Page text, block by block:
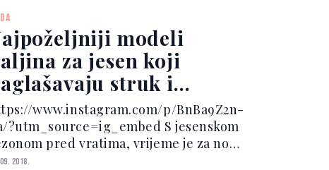
mode, ali kao gošća. No, ove je
na upravo ovom do...
modeli
za jesen koji
struk i
svakoj figuri
www.instagram.com/p/BnBa9Z2n-
?utm_source=ig_embed S jesenskom
pred vratima, vrijeme je za novi
unutar naše garderobe. Stiže
2018.